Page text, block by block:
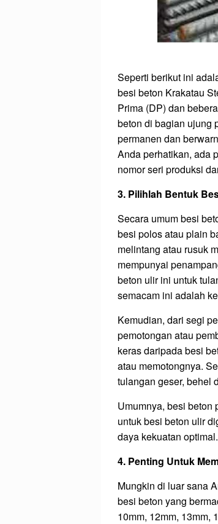
Seperti berikut ini
besi beton Krakatau
Prima (DP) dan
beton di bagian ujung
permanen dan
Anda perhatikan, ada
nomor seri produksi
3. Pilihlah Bentuk
Secara umum besi
besi polos atau plain
melintang atau rusuk
mempunyai
beton ulir ini untuk
semacam ini adalah
Kemudian, dari segi
pemotongan atau
keras daripada besi
atau memotongnya.
tulangan geser, behel
Umumnya, besi beton
untuk besi beton ulir
daya kekuatan optimal.
4. Penting Untuk
Mungkin di luar sana
besi beton yang
10mm, 12mm, 13mm,